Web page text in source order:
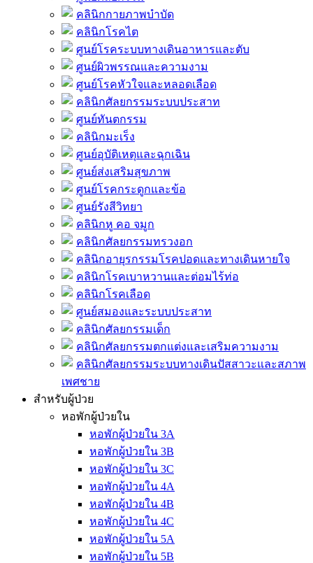
คลินิกกายภาพบำบัด
คลินิกโรคไต
ศูนย์โรคระบบทางเดินอาหารและตับ
ศูนย์ผิวพรรณและความงาม
ศูนย์โรคหัวใจและหลอดเลือด
คลินิกศัลยกรรมระบบประสาท
ศูนย์ทันตกรรม
คลินิกมะเร็ง
ศูนย์อุบัติเหตุและฉุกเฉิน
ศูนย์ส่งเสริมสุขภาพ
ศูนย์โรคกระดูกและข้อ
ศูนย์รังสีวิทยา
คลินิกหู คอ จมูก
คลินิกศัลยกรรมทรวงอก
คลินิกอายุรกรรมโรคปอดและทางเดินหายใจ
คลินิกโรคเบาหวานและต่อมไร้ท่อ
คลินิกโรคเลือด
ศูนย์สมองและระบบประสาท
คลินิกศัลยกรรมเด็ก
คลินิกศัลยกรรมตกแต่งและเสริมความงาม
คลินิกศัลยกรรมระบบทางเดินปัสสาวะและสภาพ
เพศชาย
สำหรับผู้ป่วย
หอพักผู้ป่วยใน
หอพักผู้ป่วยใน 3A
หอพักผู้ป่วยใน 3B
หอพักผู้ป่วยใน 3C
หอพักผู้ป่วยใน 4A
หอพักผู้ป่วยใน 4B
หอพักผู้ป่วยใน 4C
หอพักผู้ป่วยใน 5A
หอพักผู้ป่วยใน 5B